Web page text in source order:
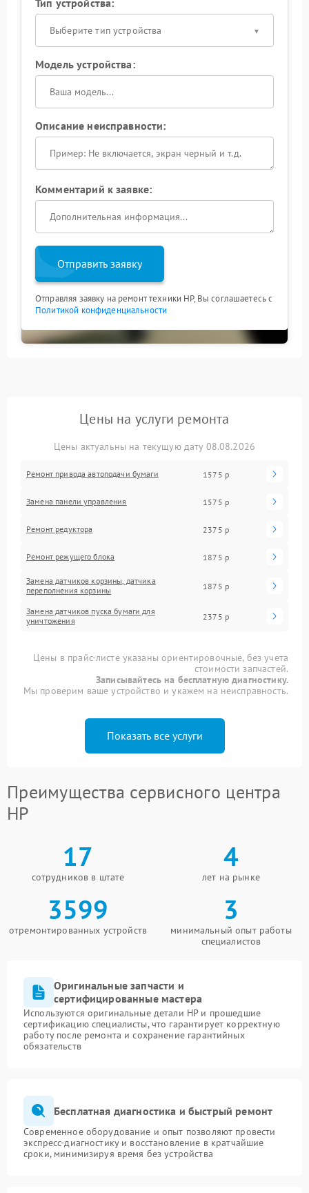
Тип устройства:
Выберите тип устройства
Модель устройства:
Описание неисправности:
Комментарий к заявке:
Отправить заявку
Отправляя заявку на ремонт техники HP, Вы соглашаетесь с
Политикой конфиденциальности
Цены на услуги ремонта
Цены актуальны на текущую дату 08.08.2026
Ремонт привода автоподачи бумаги 1575 р
Замена панели управления 1575 р
Ремонт редуктора 2375 р
Ремонт режущего блока 1875 р
Замена датчиков корзины, датчика
переполнения корзины
1875 р
Замена датчиков пуска бумаги для
уничтожения
2375 р
Цены в прайс-листе указаны ориентировочные, без учета
стоимости запчастей.
Записывайтесь на бесплатную диагностику.
Мы проверим ваше устройство и укажем на неисправность.
Показать все услуги
Преимущества сервисного центра
HP
17
сотрудников в штате
4
лет на рынке
3599
отремонтированных устройств
3
минимальный опыт работы
специалистов
Оригинальные запчасти и
сертифицированные мастера
Используются оригинальные детали HP и прошедшие
сертификацию специалисты, что гарантирует корректную
работу после ремонта и сохранение гарантийных
обязательств
Бесплатная диагностика и быстрый ремонт
Современное оборудование и опыт позволяют провести
экспресс-диагностику и восстановление в кратчайшие
сроки, минимизируя время без устройства